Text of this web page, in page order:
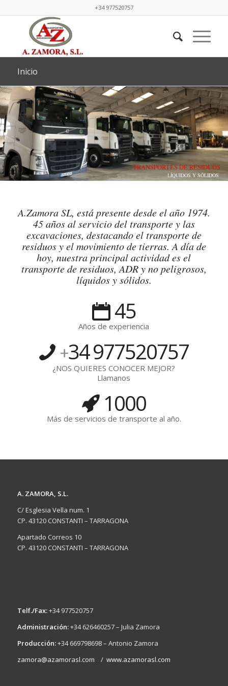
+34 977520757
Inicio
TRANSPORTES DE RESIDUOS
LÍQUIDOS Y SÓLIDOS
A.Zamora SL, está presente desde el año 1974.
45 años al servicio del transporte y las
excavaciones, destacando el transporte de
residuos y el movimiento de tierras. A día de
hoy, nuestra principal actividad es el
transporte de residuos, ADR y no peligrosos,
líquidos y sólidos.
45
Años de experiencia
+34977520757
¿NOS QUIERES CONOCER MEJOR?
Llamanos
1000
Más de servicios de transporte al año.
A. ZAMORA, S.L.
C/ Esglesia Vella num. 1
CP. 43120 CONSTANTI – TARRAGONA
Apartado Correos 10
CP. 43120 CONSTANTI – TARRAGONA
Telf./Fax:+34 977520757
Administración:+34 626460257 – Julia Zamora
Producción:+34 669798698 – Antonio Zamora
zamora@azamorasl.com / www.azamorasl.com